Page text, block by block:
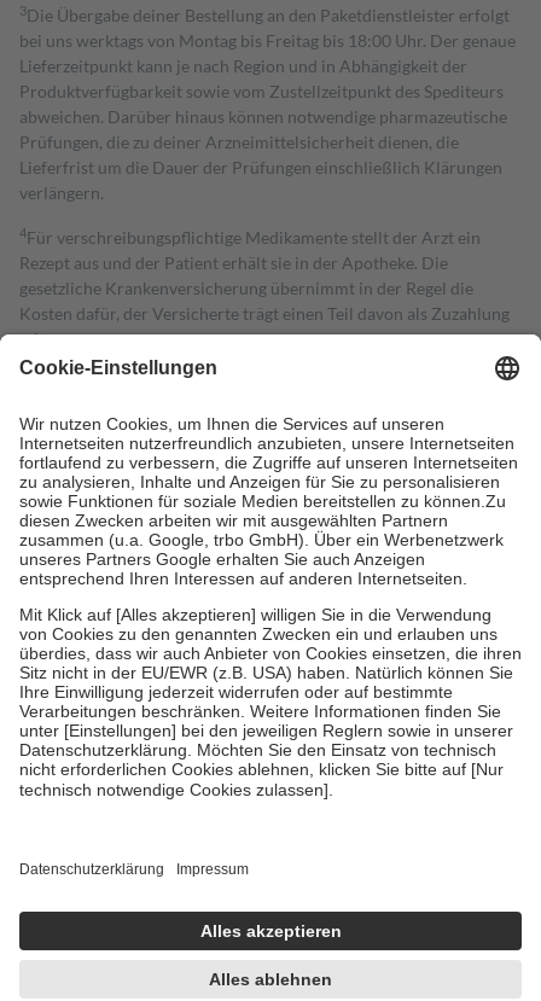
3Die Übergabe deiner Bestellung an den Paketdienstleister erfolgt
bei uns werktags von Montag bis Freitag bis 18:00 Uhr. Der genaue
Lieferzeitpunkt kann je nach Region und in Abhängigkeit der
Produktverfügbarkeit sowie vom Zustellzeitpunkt des Spediteurs
abweichen. Darüber hinaus können notwendige pharmazeutische
Prüfungen, die zu deiner Arzneimittelsicherheit dienen, die
Lieferfrist um die Dauer der Prüfungen einschließlich Klärungen
verlängern.
4Für verschreibungspflichtige Medikamente stellt der Arzt ein
Rezept aus und der Patient erhält sie in der Apotheke. Die
gesetzliche Krankenversicherung übernimmt in der Regel die
Kosten dafür, der Versicherte trägt einen Teil davon als Zuzahlung
mit.
Grundsätzlich leisten Mitglieder Zuzahlungen in Höhe von zehn
höchstens zehn Euro.
Es sind jedoch nie mehr als die tatsächlichen
Kosten der Leistung zu entrichten.
Diese Regeln gelten grundsätzlich auch für Online-Apotheken.
Bei Heilmitteln und häuslicher Krankenpflege beträgt die
Zuzahlung zehn Prozent der Kosten sowie zehn Euro je
Verordnung.
Um das Engagement der Versicherten für ihre eigene Gesundheit zu
stärken und die besondere Stellung der Familie zu unterstützen,
fallenkeine Zuzahlungenan bei:
• Kindern und Jugendlichen bis zum vollendeten 18. Lebensjahr
mit Ausnahme der Fahrkosten
• Untersuchungen zur Vorsorge und Früherkennung, die von der
GKV getragen werden
• empfohlenen Schutzimpfungen
• Harn- und Blutteststreifen
getroffen, um sicherzustellen, dass es sich um echte Bewertungen
https://help.etrusted.com/hc/de/articles/4419944605341
Einige Bilder und Inhalte wurden unter Zuhilfenahme künstlicher